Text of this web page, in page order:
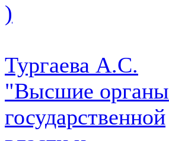
)
Тургаева А.С.
"Высшие органы
государственной